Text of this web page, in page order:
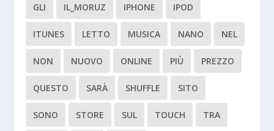
GLI IL_MORUZ IPHONE IPOD
ITUNES LETTO MUSICA NANO NEL
NON NUOVO ONLINE PIÙ PREZZO
QUESTO SARÀ SHUFFLE SITO
SONO STORE SUL TOUCH TRA